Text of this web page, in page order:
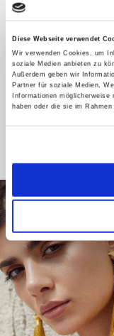
Diese Webseite verwendet
Wir verwenden Cookies, um
soziale Medien anbieten zu
Außerdem geben wir
Partner für soziale Medien,
Informationen
haben oder die sie im